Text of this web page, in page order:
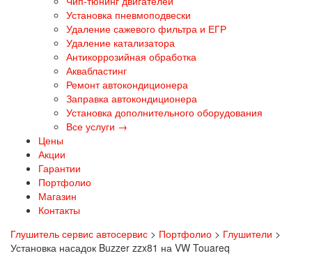
Установка пневмоподвески
Удаление сажевого фильтра и ЕГР
Удаление катализатора
Антикоррозийная обработка
Аквабластинг
Ремонт автокондиционера
Заправка автокондиционера
Установка дополнительного оборудования
Все услуги →
Цены
Акции
Гарантии
Портфолио
Магазин
Контакты
Глушитель сервис автосервис > Портфолио > Глушители >
Установка насадок Buzzer zzx81 на VW Touareq